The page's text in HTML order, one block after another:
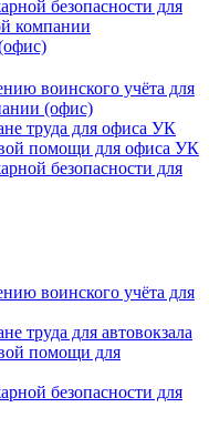
безопасности для
компании
воинского учёта для
(офис)
труда для офиса УК
помощи для офиса УК
безопасности для
воинского учёта для
труда для автовокзала
помощи для
безопасности для